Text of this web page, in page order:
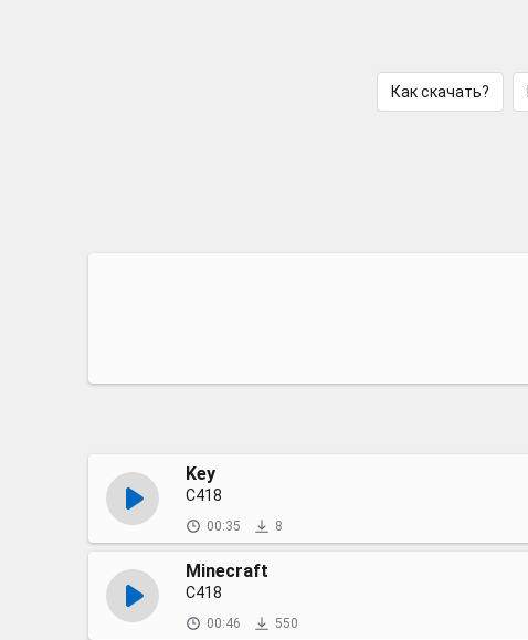
Как скачать?
Key
C418
00:35 8
Minecraft
C418
00:46 550